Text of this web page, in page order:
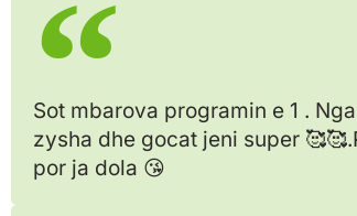
Sot mbarova programin e 1 .
zysha dhe gocat jeni super
por ja dola 😘